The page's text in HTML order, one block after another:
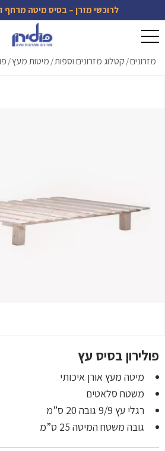
לרוכשי מזרן – בסיס מיטה מרחף
מזרונים/ קטלוג מזרונים וספות/ מיטות מעץ/
פולירון בסיס עץ
מיטה מעץ אורן איכותי
משטח סלאטים
רגלי עץ 9/9 גובה 20 ס”מ
גובה משטח המיטה 25 ס”מ